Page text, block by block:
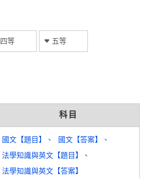
四等 五等
科目
國文【題目】
國文【答案】
法學知識與英文【題目】
法學知識與英文【答案】